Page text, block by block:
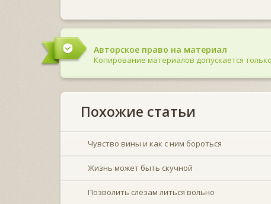
Авторское право на материал
Копирование материалов допускается
Похожие статьи
Чувство вины и как с ним бороться
Жизнь может быть скучной
Позволить слезам литься вольно